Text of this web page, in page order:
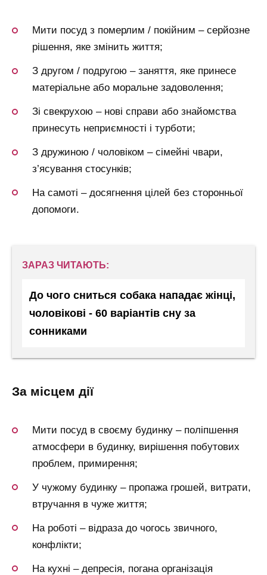
Мити посуд з померлим / покійним – серйозне
рішення, яке змінить життя;
З другом / подругою – заняття, яке принесе
матеріальне або моральне задоволення;
Зі свекрухою – нові справи або знайомства
принесуть неприємності і турботи;
З дружиною / чоловіком – сімейні чвари,
з’ясування стосунків;
На самоті – досягнення цілей без сторонньої
допомоги.
ЗАРАЗ ЧИТАЮТЬ:
До чого сниться собака нападає жінці,
чоловікові - 60 варіантів сну за
сонниками
за місцем дії
Мити посуд в своєму будинку – поліпшення
атмосфери в будинку, вирішення побутових
проблем, примирення;
У чужому будинку – пропажа грошей, витрати,
втручання в чуже життя;
На роботі – відраза до чогось звичного,
конфлікти;
На кухні – депресія, погана організація